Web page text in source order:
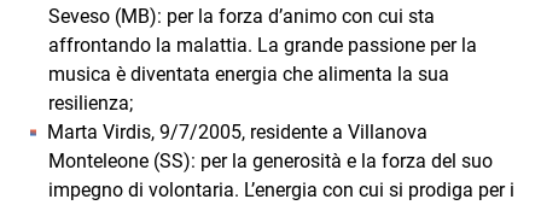
Seveso (MB): per la forza d’animo con cui sta
affrontando la malattia. La grande passione per la
musica è diventata energia che alimenta la sua
resilienza;
Marta Virdis, 9/7/2005, residente a Villanova
Monteleone (SS): per la generosità e la forza del suo
impegno di volontaria. L’energia con cui si prodiga per i